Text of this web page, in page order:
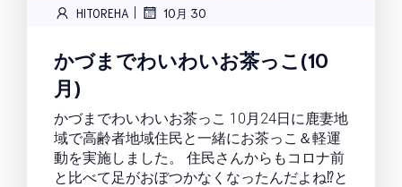
HITOREHA | 10月 30
かづまでわいわいお茶っこ(10
月)
かづまでわいわいお茶っこ 10月24日に鹿妻地
域で高齢者地域住民と一緒にお茶っこ＆軽運
動を実施しました。 住民さんからもコロナ前
と比べて足がおぼつかなくなったんだよね⁉と